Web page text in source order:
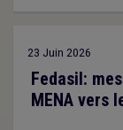
23 Juin 2026
Fedasil:
MENA vers